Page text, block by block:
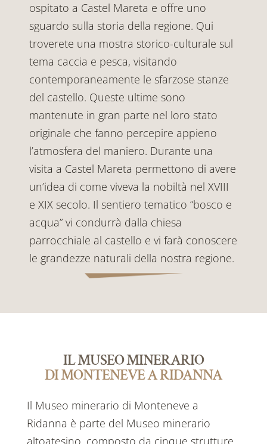
ospitato a Castel Mareta e offre uno
sguardo sulla storia della regione. Qui
troverete una mostra storico-culturale sul
tema caccia e pesca, visitando
contemporaneamente le sfarzose stanze
del castello. Queste ultime sono
mantenute in gran parte nel loro stato
originale che fanno percepire appieno
l’atmosfera del maniero. Durante una
visita a Castel Mareta permettono di avere
un’idea di come viveva la nobiltà nel XVIII
e XIX secolo. Il sentiero tematico “bosco e
acqua” vi condurrà dalla chiesa
parrocchiale al castello e vi farà conoscere
le grandezze naturali della nostra regione.
IL MUSEO MINERARIO
DI MONTENEVE A RIDANNA
Il Museo minerario di Monteneve a
Ridanna è parte del Museo minerario
altoatesino, composto da cinque strutture